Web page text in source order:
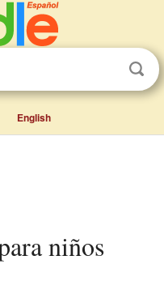
English
niños